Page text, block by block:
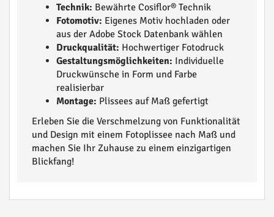
Technik: Bewährte Cosiflor® Technik
Fotomotiv: Eigenes Motiv hochladen oder
aus der Adobe Stock Datenbank wählen
Druckqualität: Hochwertiger Fotodruck
Gestaltungsmöglichkeiten: Individuelle
Druckwünsche in Form und Farbe
realisierbar
Montage: Plissees auf Maß gefertigt
Erleben Sie die Verschmelzung von Funktionalität
und Design mit einem Fotoplissee nach Maß und
machen Sie Ihr Zuhause zu einem einzigartigen
Blickfang!